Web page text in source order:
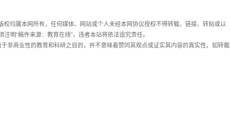
权均属本网所有，任何媒体、网站或个人未经本网协议授权不得转载、链接、转贴或以
明“稿件来源：教育在线”，违者本站将依法追究责任。
非商业性的教育和科研之目的，并不意味着赞同其观点或证实其内容的真实性。如转载